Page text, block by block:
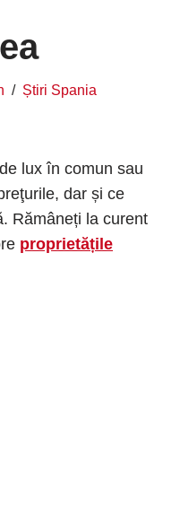
Știri Spania
lux în comun sau
dar și ce
Rămâneți la curent
proprietățile